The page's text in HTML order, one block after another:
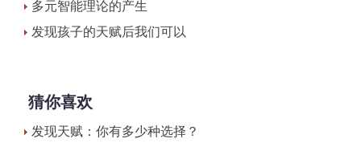
多元智能理论的产生
发现孩子的天赋后我们可以
猜你喜欢
发现天赋：你有多少种选择？